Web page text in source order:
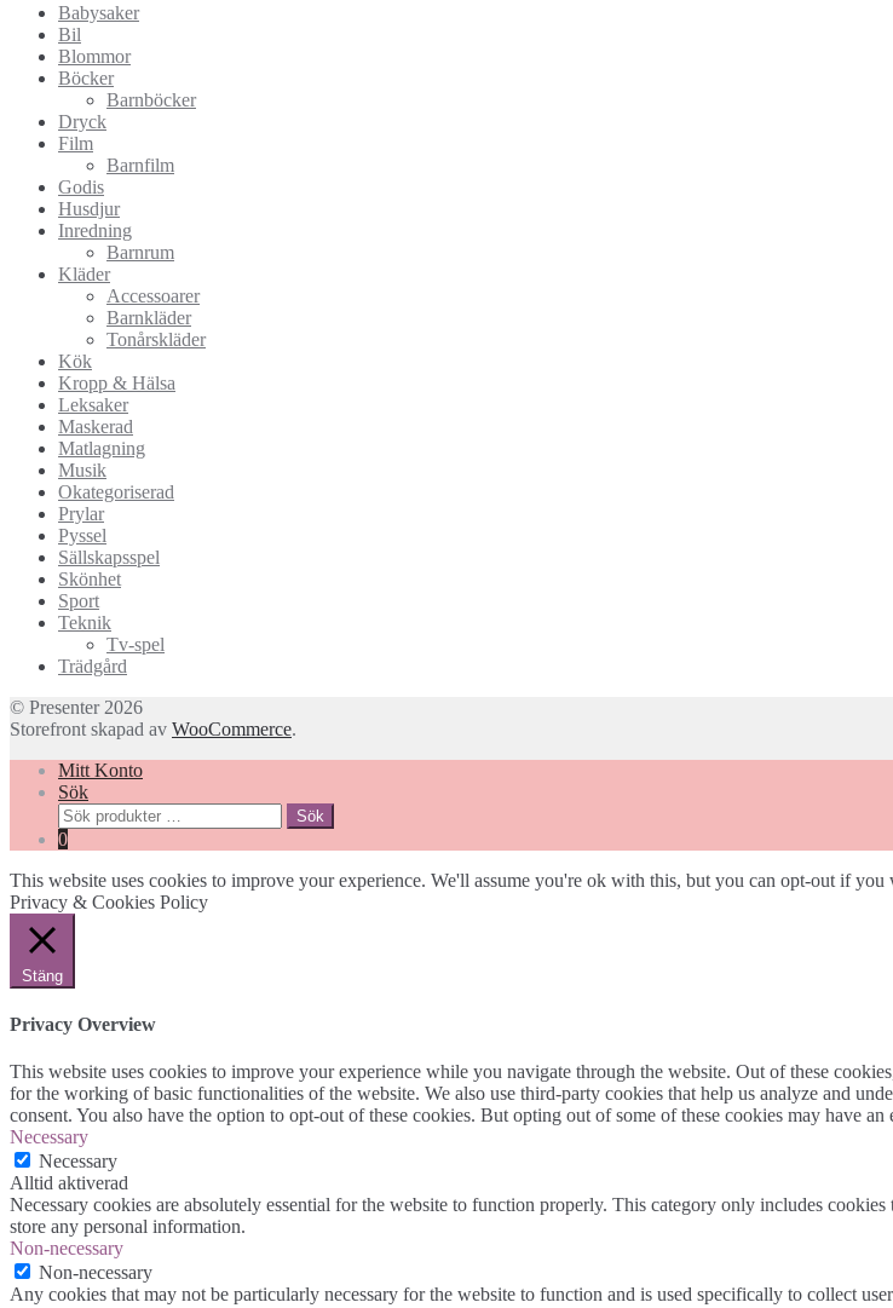
Babysaker
Bil
Blommor
Böcker
Barnböcker
Dryck
Film
Barnfilm
Godis
Husdjur
Inredning
Barnrum
Kläder
Accessoarer
Barnkläder
Tonårskläder
Kök
Kropp & Hälsa
Leksaker
Maskerad
Matlagning
Musik
Okategoriserad
Prylar
Pyssel
Sällskapsspel
Skönhet
Sport
Teknik
Tv-spel
Trädgård
© Presenter 2026
Storefront skapad av WooCommerce.
Mitt Konto
Sök
Sök
efter:
Sök
0
This website uses cookies to improve your experience. We'll assume you're ok with this, but you can opt-out if you
Privacy & Cookies Policy
Stäng
Privacy Overview
This website uses cookies to improve your experience while you navigate through the website. Out of these
for the working of basic functionalities of the website. We also use third-party cookies that help us analyze and
consent. You also have the option to opt-out of these cookies. But opting out of some of these cookies may have
Necessary
Necessary
Alltid aktiverad
Necessary cookies are absolutely essential for the website to function properly. This category only includes
store any personal information.
Non-necessary
Non-necessary
Any cookies that may not be particularly necessary for the website to function and is used specifically to collect